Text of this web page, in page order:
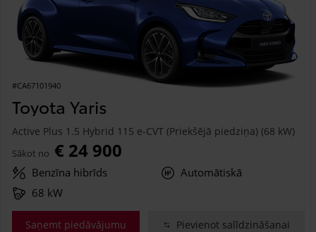
#CA67101940
Toyota Yaris
Active Plus 1.5 Hybrid 115 e-CVT (Priekšējā piedziņa) (68 kW)
Sākot no € 24 900
Benzīna hibrīds
Automātiskā
68 kW
Saņemt piedāvājumu Pievienot salīdzināšanai